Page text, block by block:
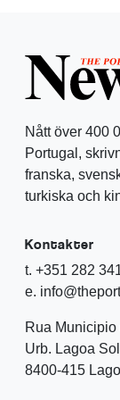
Nått över 400
Portugal,
franska,
turkiska och
Kontakter
t. +351 282
e.
Rua
Urb. Lagoa
8400-415